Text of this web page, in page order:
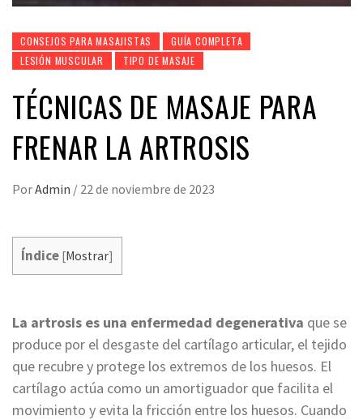
CONSEJOS PARA MASAJISTAS
GUÍA COMPLETA
LESIÓN MUSCULAR
TIPO DE MASAJE
TÉCNICAS DE MASAJE PARA
FRENAR LA ARTROSIS
PorAdmin / 22 de noviembre de 2023
Índice [Mostrar]
La artrosis es una enfermedad degenerativa que se
produce por el desgaste del cartílago articular, el tejido
que recubre y protege los extremos de los huesos. El
cartílago actúa como un amortiguador que facilita el
movimiento y evita la fricción entre los huesos. Cuando